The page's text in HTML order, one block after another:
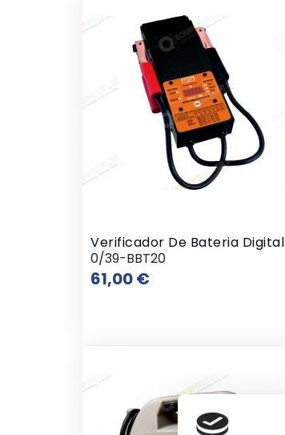
Verificador De Bateria Digital
0/39-BBT20
61,00 €